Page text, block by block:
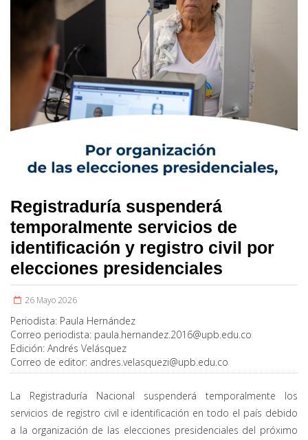
Registraduría suspenderá
temporalmente servicios de
identificación y registro civil por
elecciones presidenciales
26 Mayo 2026
Periodista: Paula Hernández
Correo periodista: paula.hernandez.2016@upb.edu.co
Edición: Andrés Velásquez
Correo de editor: andres.velasquezi@upb.edu.co
La Registraduría Nacional suspenderá temporalmente los
servicios de registro civil e identificación en todo el país debido
a la organización de las elecciones presidenciales del próximo